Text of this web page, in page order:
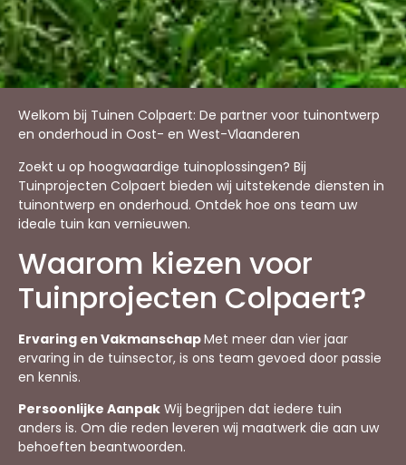
Welkom bij Tuinen Colpaert: De partner voor tuinontwerp
en onderhoud in Oost- en West-Vlaanderen
Zoekt u op hoogwaardige tuinoplossingen? Bij
Tuinprojecten Colpaert bieden wij uitstekende diensten in
tuinontwerp en onderhoud. Ontdek hoe ons team uw
ideale tuin kan vernieuwen.
Waarom kiezen voor
Tuinprojecten Colpaert?
Ervaring en VakmanschapMet meer dan vier jaar
ervaring in de tuinsector, is ons team gevoed door passie
en kennis.
Persoonlijke Aanpak Wij begrijpen dat iedere tuin
anders is. Om die reden leveren wij maatwerk die aan uw
behoeften beantwoorden.